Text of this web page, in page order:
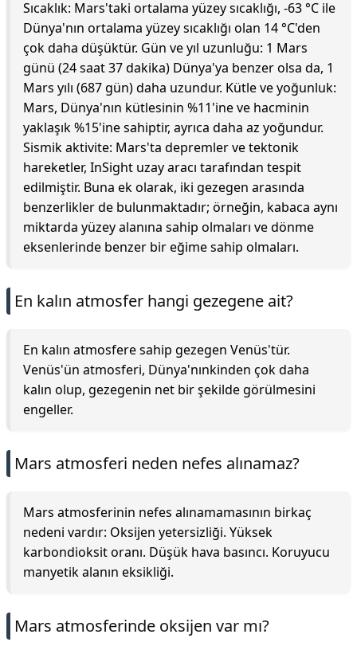
Sıcaklık: Mars'taki ortalama yüzey sıcaklığı, -63 °C ile
Dünya'nın ortalama yüzey sıcaklığı olan 14 °C'den
çok daha düşüktür. Gün ve yıl uzunluğu: 1 Mars
günü (24 saat 37 dakika) Dünya'ya benzer olsa da, 1
Mars yılı (687 gün) daha uzundur. Kütle ve yoğunluk:
Mars, Dünya'nın kütlesinin %11'ine ve hacminin
yaklaşık %15'ine sahiptir, ayrıca daha az yoğundur.
Sismik aktivite: Mars'ta depremler ve tektonik
hareketler, InSight uzay aracı tarafından tespit
edilmiştir. Buna ek olarak, iki gezegen arasında
benzerlikler de bulunmaktadır; örneğin, kabaca aynı
miktarda yüzey alanına sahip olmaları ve dönme
eksenlerinde benzer bir eğime sahip olmaları.
En kalın atmosfer hangi gezegene ait?
En kalın atmosfere sahip gezegen Venüs'tür.
Venüs'ün atmosferi, Dünya'nınkinden çok daha
kalın olup, gezegenin net bir şekilde görülmesini
engeller.
Mars atmosferi neden nefes alınamaz?
Mars atmosferinin nefes alınamamasının birkaç
nedeni vardır: Oksijen yetersizliği. Yüksek
karbondioksit oranı. Düşük hava basıncı. Koruyucu
manyetik alanın eksikliği.
Mars atmosferinde oksijen var mı?